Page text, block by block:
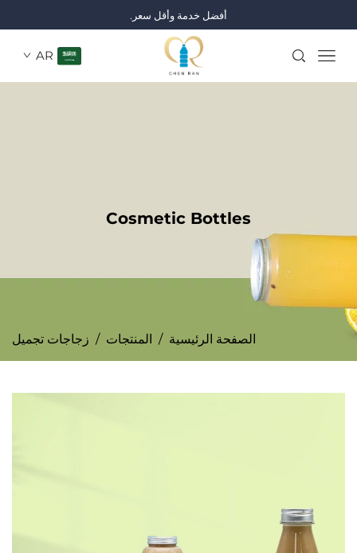
أفضل خدمة وأقل سعر.
AR
الصفحة الرئيسية / المنتجات / زجاجات تجميل
Cosmetic Bottles